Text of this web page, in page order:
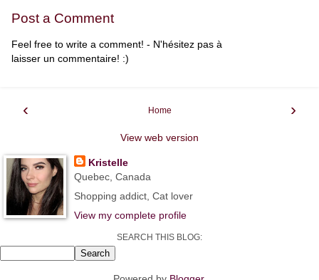
Post a Comment
Feel free to write a comment! - N'hésitez pas à
laisser un commentaire! :)
‹ ›
Home
View web version
Kristelle
Quebec, Canada
Shopping addict, Cat lover
View my complete profile
SEARCH THIS BLOG: